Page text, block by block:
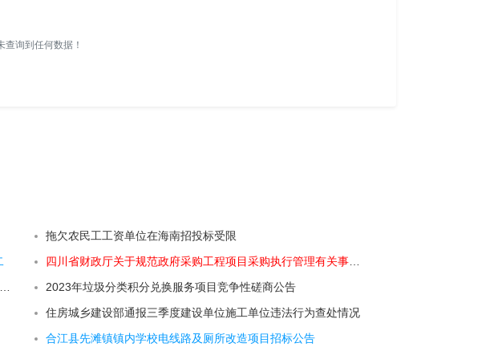
查询到任何数据！
拖欠农民工工资单位在海南招投标受限
2023年垃圾分类积分兑换服务项目竞争性磋商公告
住房城乡建设部通报三季度建设单位施工单位违法行为查处情况
合江县先滩镇镇内学校电线路及厕所改造项目招标公告